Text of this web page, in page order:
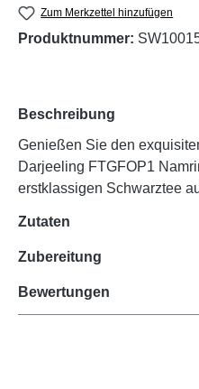
Zum Merkzettel hinzufügen
Produktnummer:
Beschreibung
Genießen Sie den
Darjeeling FTGFOP1
erstklassigen Schwarztee
Zutaten
Zubereitung
Bewertungen